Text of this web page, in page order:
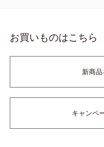
お買いものはこちら
新商
キャンペ